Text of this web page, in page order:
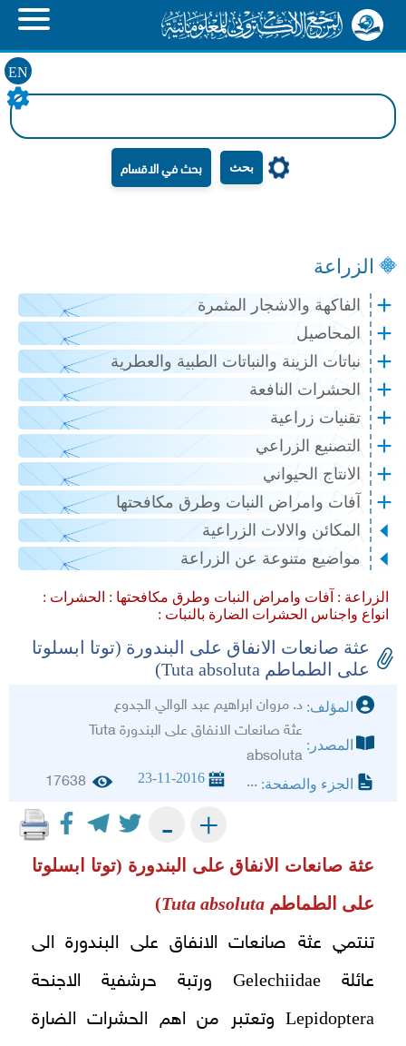
EN
بحث
الزراعة
الفاكهة والاشجار المثمرة
المحاصيل
نباتات الزينة والنباتات الطبية والعطرية
الحشرات النافعة
تقنيات زراعية
التصنيع الزراعي
الانتاج الحيواني
آفات وامراض النبات وطرق مكافحتها
المكائن والالات الزراعية
مواضيع متنوعة عن الزراعة
الزراعة : آفات وامراض النبات وطرق مكافحتها : الحشرات :
انواع واجناس الحشرات الضارة بالنبات :
عثة صانعات الانفاق على البندورة (توتا ابسلوتا
على الطماطم Tuta absoluta)
المؤلف: د. مروان ابراهيم عبد الوالي الجدوع
المصدر:
عثة صانعات الانفاق على البندورة Tuta
absoluta
الجزء والصفحة: ...
23-11-2016
17638
+
-
عثة صانعات الانفاق على البندورة (توتا ابسلوتا
على الطماطم Tuta absoluta
)
تنتمي عثة صانعات الانفاق على البندورة الى
عائلة Gelechiidae ورتبة حرشفية الاجنحة
Lepidoptera وتعتبر من اهم الحشرات الضارة